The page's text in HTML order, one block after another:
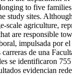
to five
study sites.
agriculture,
are responsible
impulsada por
de una
se identificaron
evidencian